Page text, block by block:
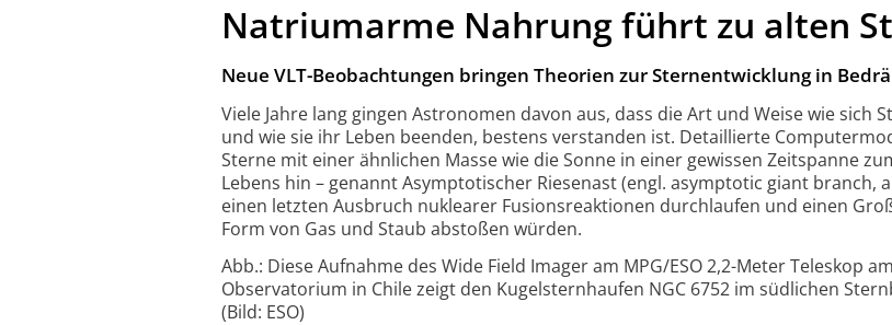
Natriumarme Nahrung führt zu alten
Neue VLT-Beobachtungen bringen Theorien zur Sternentwicklung in
Viele Jahre lang gingen Astronomen davon aus, dass die Art und Weise wie sich
und wie sie ihr Leben beenden, bestens verstanden ist. Detaillierte
Sterne mit einer ähnlichen Masse wie die Sonne in einer gewissen Zeitspanne
Lebens hin – genannt Asymptotischer Riesenast (engl. asymptotic giant branch,
einen letzten Ausbruch nuklearer Fusionsreaktionen durchlaufen und einen
Form von Gas und Staub abstoßen würden.
Abb.: Diese Aufnahme des Wide Field Imager am MPG/ESO 2,2-Meter Teleskop
Observatorium in Chile zeigt den Kugelsternhaufen NGC 6752 im südlichen
(Bild: ESO)